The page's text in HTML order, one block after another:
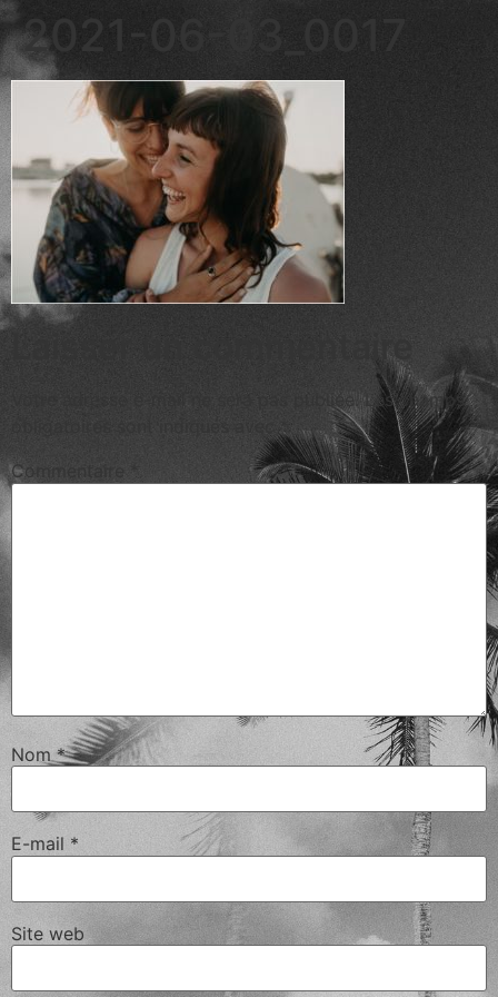
2021-06-03_0017
Laisser un commentaire
Votre adresse e-mail ne sera pas publiée. Les champs
obligatoires sont indiqués avec*
Commentaire
Nom*
E-mail *
Site web